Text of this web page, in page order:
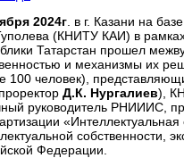
2024г . в г. Казани на
(КНИТУ КАИ) в
Татарстан прошел
и механизмы их
100 человек),
Д.К. Нургалиев),
руководитель РНИИИС,
собственности,
Федерации.